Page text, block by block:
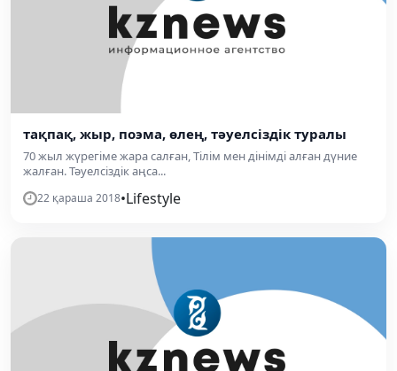
тақпақ, жыр, поэма, өлең, тәуелсіздік туралы
70 жыл жүрегіме жара салған, Тілім мен дінімді алған дүние
жалған. Тәуелсіздік аңса...
22 қараша 2018•Lifestyle